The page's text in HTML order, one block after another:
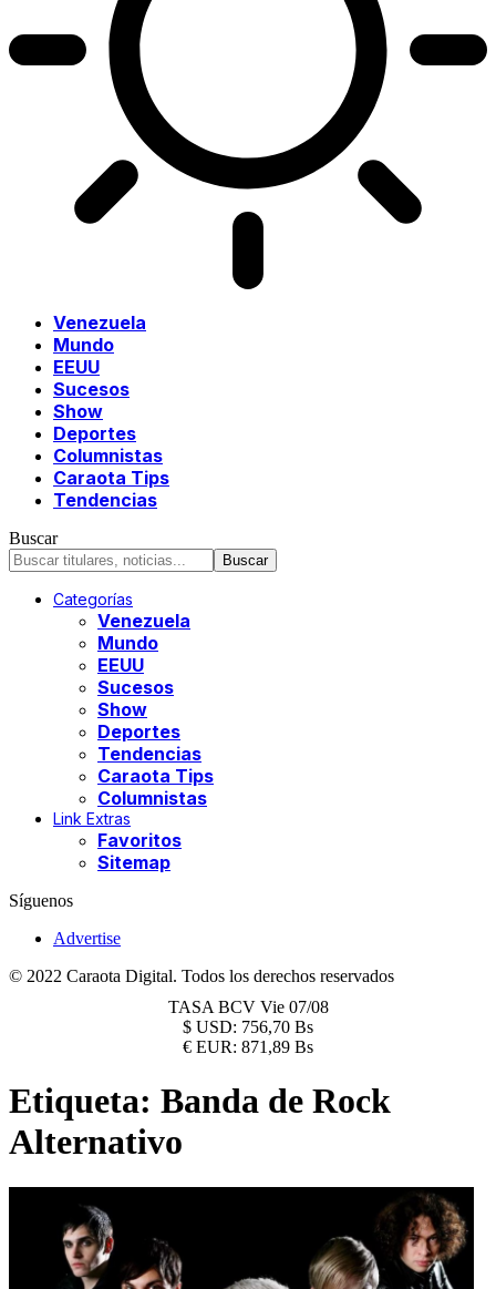
Venezuela
Mundo
EEUU
Sucesos
Show
Deportes
Columnistas
Caraota Tips
Tendencias
Buscar
Categorías
Venezuela
Mundo
EEUU
Sucesos
Show
Deportes
Tendencias
Caraota Tips
Columnistas
Link Extras
Favoritos
Sitemap
Síguenos
Advertise
© 2022 Caraota Digital. Todos los derechos reservados
TASA BCV Vie 07/08
$ USD: 756,70 Bs
€ EUR: 871,89 Bs
Etiqueta: Banda de Rock
Alternativo